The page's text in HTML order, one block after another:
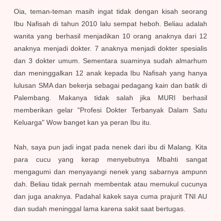
Oia, teman-teman masih ingat tidak dengan kisah seorang
Ibu Nafisah di tahun 2010 lalu sempat heboh. Beliau adalah
wanita yang berhasil menjadikan 10 orang anaknya dari 12
anaknya menjadi dokter. 7 anaknya menjadi dokter spesialis
dan 3 dokter umum. Sementara suaminya sudah almarhum
dan meninggalkan 12 anak kepada Ibu Nafisah yang hanya
lulusan SMA dan bekerja sebagai pedagang kain dan batik di
Palembang. Makanya tidak salah jika MURI berhasil
memberikan gelar "Profesi Dokter Terbanyak Dalam Satu
Keluarga" Wow banget kan ya peran Ibu itu.
Nah, saya pun jadi ingat pada nenek dari ibu di Malang. Kita
para cucu yang kerap menyebutnya Mbahti sangat
mengagumi dan menyayangi nenek yang sabarnya ampunn
dah. Beliau tidak pernah membentak atau memukul cucunya
dan juga anaknya. Padahal kakek saya cuma prajurit TNI AU
dan sudah meninggal lama karena sakit saat bertugas.